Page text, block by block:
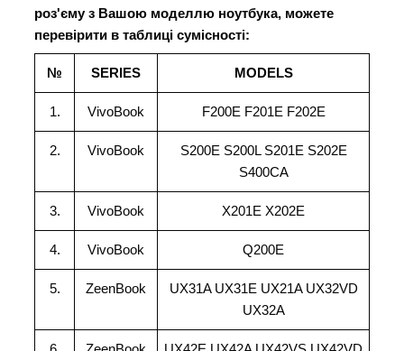
роз'єму з Вашою моделлю ноутбука, можете
перевірити в таблиці сумісності:
№ SERIES MODELS
1. VivoBook F200E F201E F202E
2. VivoBook
S200E S200L S201E S202E
S400CA
3. VivoBook X201E X202E
4. VivoBook Q200E
5. ZeenBook
UX31A UX31E UX21A UX32VD
UX32A